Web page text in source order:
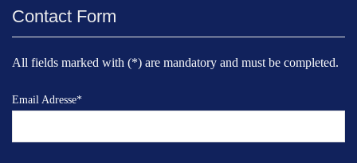
Contact Form
All fields marked with (*) are mandatory and must be completed.
Email Adresse*